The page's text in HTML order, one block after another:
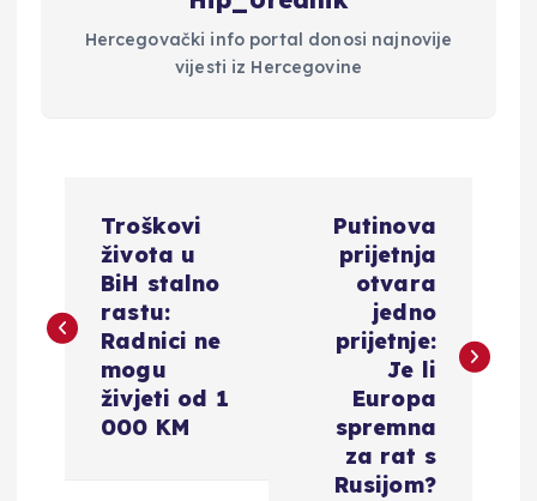
Hercegovački info portal donosi najnovije
vijesti iz Hercegovine
v
Troškovi
života u
BiH stalno
rastu:
Radnici ne
mogu
živjeti od 1
000 KM
Putinova
prijetnja
otvara
jedno
prijetnje:
Je li
Europa
spremna
za rat s
Rusijom?